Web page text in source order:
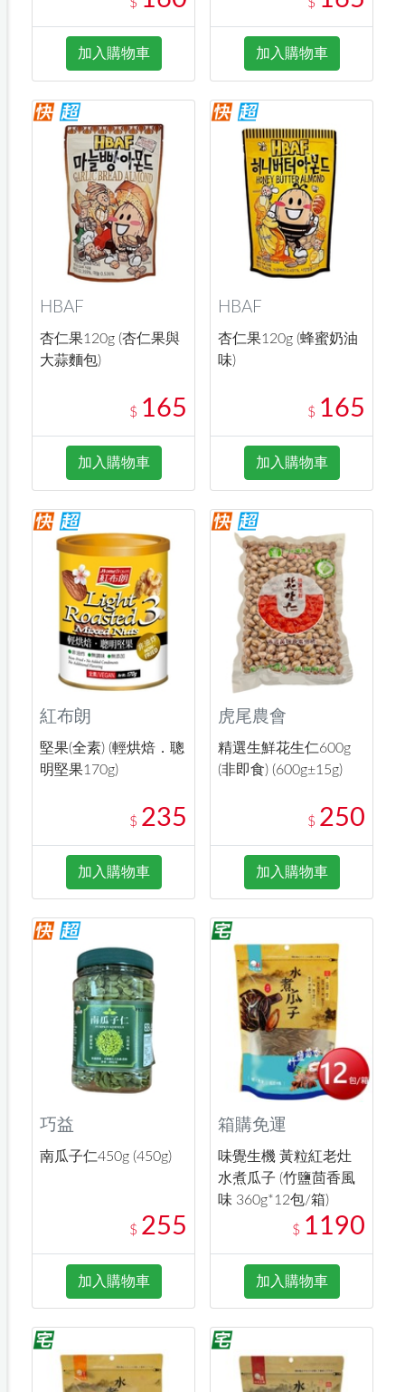
加入購物車 加入購物車
HBAF
杏仁果120g (杏仁果與
大蒜麵包)
$ 165
加入購物車
HBAF
杏仁果120g (蜂蜜奶油
味)
$ 165
加入購物車
紅布朗
堅果(全素) (輕烘焙．聰
明堅果170g)
$ 235
加入購物車
虎尾農會
精選生鮮花生仁600g
(非即食) (600g±15g)
$ 250
加入購物車
巧益
南瓜子仁450g (450g)
$ 255
加入購物車
箱購免運
味覺生機 黃粒紅老灶
水煮瓜子 (竹鹽茴香風
味 360g*12包/箱)
$ 1190
加入購物車